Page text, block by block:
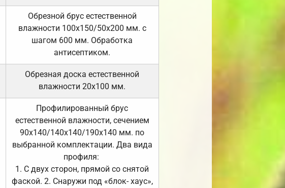
Обрезной брус естественной
влажности 100х150/50х200 мм. с
шагом 600 мм. Обработка
антисептиком.
Обрезная доска естественной
влажности 20х100 мм.
Профилированный брус
естественной влажности, сечением
90х140/140х140/190х140 мм. по
выбранной комплектации. Два вида
профиля:
1. С двух сторон, прямой со снятой
фаской. 2. Снаружи под «блок- хаус»,